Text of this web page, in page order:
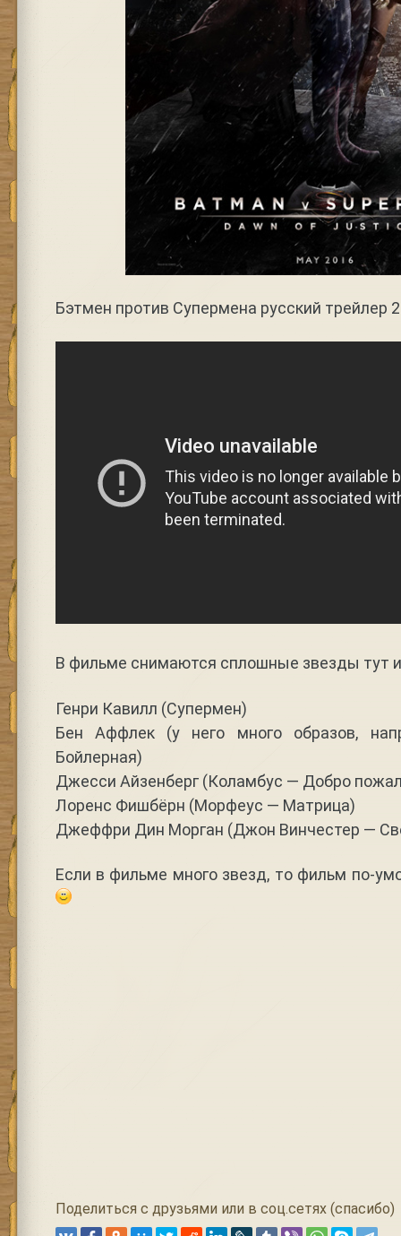
Бэтмен против Супермена русский трейлер
В фильме снимаются сплошные звезды тут
Генри Кавилл (Супермен)
Бен Аффлек (у него много образов,
Бойлерная)
Джесси Айзенберг (Коламбус — Добро
Лоренс Фишбёрн (Морфеус — Матрица)
Джеффри Дин Морган (Джон Винчестер —
Если в фильме много звезд, то фильм по-
Поделиться с друзьями или в соц.сетях (спасибо)